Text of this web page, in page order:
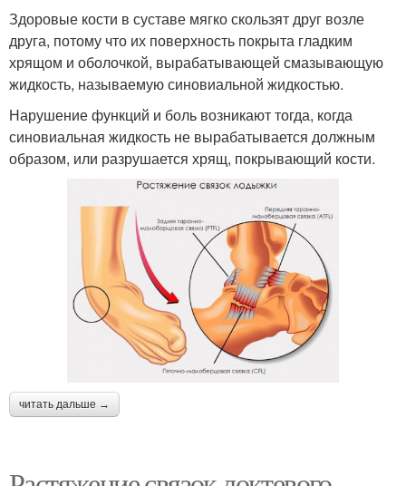
Здоровые кости в суставе мягко скользят друг возле
друга, потому что их поверхность покрыта гладким
хрящом и оболочкой, вырабатывающей смазывающую
жидкость, называемую синовиальной жидкостью.
Нарушение функций и боль возникают тогда, когда
синовиальная жидкость не вырабатывается должным
образом, или разрушается хрящ, покрывающий кости.
читать дальше →